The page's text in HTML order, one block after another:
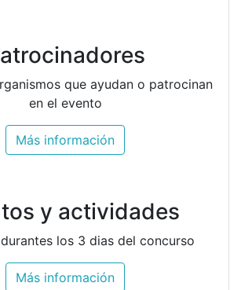
que ayudan o patrocinan
en el evento
Más información
y actividades
los 3 dias del concurso
Más información